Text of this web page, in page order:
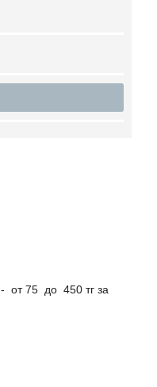
- от 75 до 450 тг за